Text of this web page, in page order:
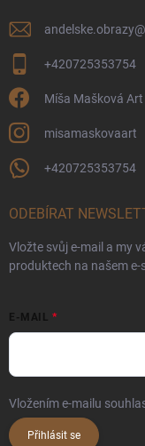
andelske.obrazy@
+420725353754
Míša Mašková Art
misamaskovaart
+420725353754
ODEBÍRAT
Vložte svůj e-mail a my
produktech na našem e-
E-MAIL
Vložením e-mailu
Přihlásit se